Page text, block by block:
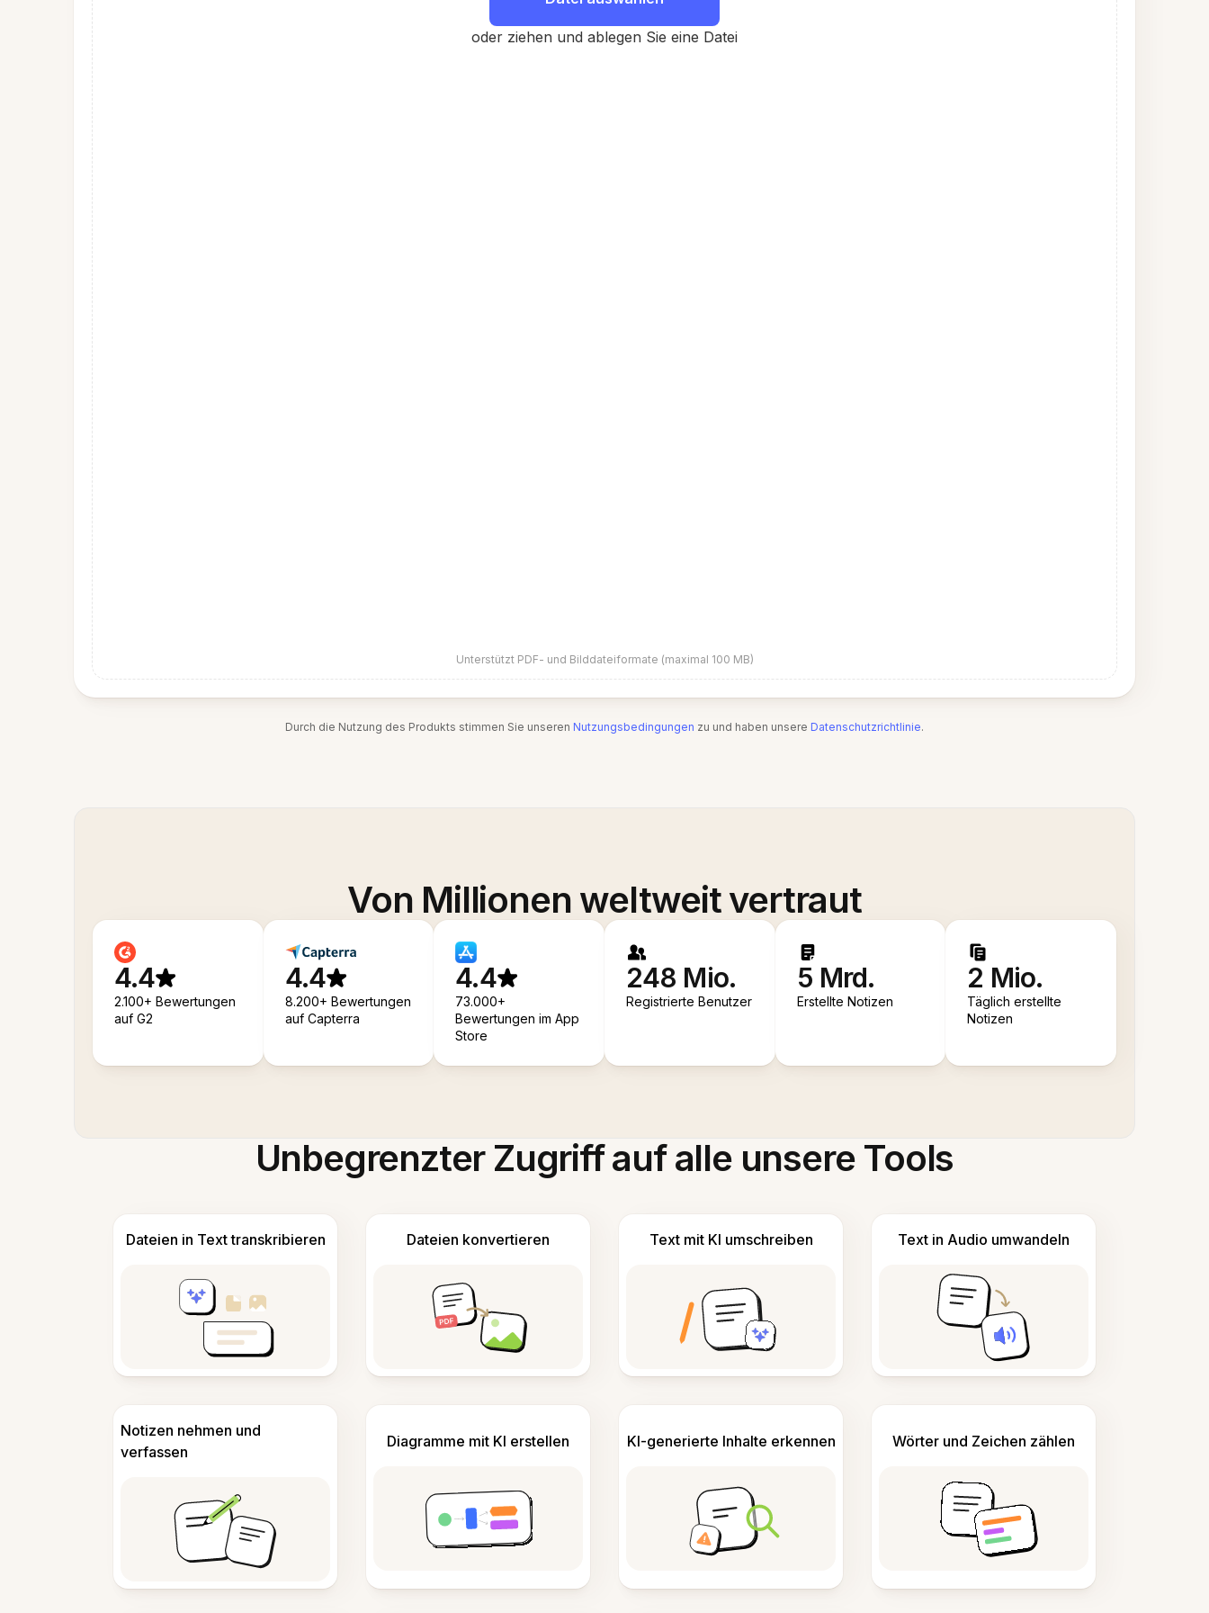
oder ziehen und ablegen Sie eine Datei
Unterstützt PDF- und Bilddateiformate (maximal 100 MB)
Durch die Nutzung des Produkts stimmen Sie unseren Nutzungsbedingungen zu und haben unsere Datenschutzrichtlinie.
Von Millionen weltweit vertraut
4.4
2.100+ Bewertungen
auf G2
4.4
8.200+ Bewertungen
auf Capterra
4.4
73.000+
Bewertungen im App
Store
248 Mio.
Registrierte Benutzer
5 Mrd.
Erstellte Notizen
2 Mio.
Täglich erstellte
Notizen
Unbegrenzter Zugriff auf alle unsere Tools
Dateien in Text transkribieren Dateien konvertieren Text mit KI umschreiben Text in Audio umwandeln
Notizen nehmen und
verfassen
Diagramme mit KI erstellen KI-generierte Inhalte erkennen Wörter und Zeichen zählen